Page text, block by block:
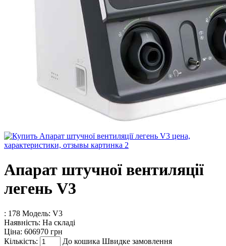
Апарат штучної вентиляції
легень V3
: 178 Модель: V3
Наявність: На складі
Ціна: 606970 грн
Кількість:
До кошика Швидке замовлення